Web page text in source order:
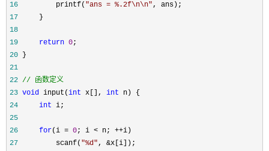
16
         printf(
"ans = %.2f\n\n"
17
18
19
return 0
20
21
22 // 函数定义
23 void input(int x[], int
24
int
25
26
for(i = 0; i < n; ++
27
         scanf(
"%d", &